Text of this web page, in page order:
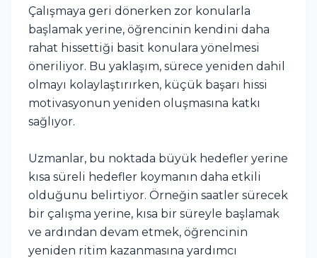
Çalışmaya geri dönerken zor konularla
başlamak yerine, öğrencinin kendini daha
rahat hissettiği basit konulara yönelmesi
öneriliyor. Bu yaklaşım, sürece yeniden dahil
olmayı kolaylaştırırken, küçük başarı hissi
motivasyonun yeniden oluşmasına katkı
sağlıyor.
Uzmanlar, bu noktada büyük hedefler yerine
kısa süreli hedefler koymanın daha etkili
olduğunu belirtiyor. Örneğin saatler sürecek
bir çalışma yerine, kısa bir süreyle başlamak
ve ardından devam etmek, öğrencinin
yeniden ritim kazanmasına yardımcı